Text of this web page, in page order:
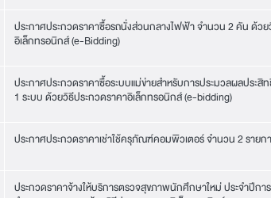
ประกาศประกวดราคาซื้อรถนั่งส่วนกลางไฟฟ้า จำนวน 2 คัน ด้ว
อิเล็กทรอนิกส์ (e-Bidding)
ประกาศประกวดราคาซื้อระบบแม่ข่ายสำหรับการประมวลผลประ
1 ระบบ ด้วยวิธีประกวดราคาอิเล็กทรอนิกส์ (e-bidding)
ประกาศประกวดราคาเช่าใช้ครุภัณฑ์คอมพิวเตอร์ จำนวน 2 รายก
ประกวดราคาจ้างให้บริการตรวจสุขภาพนักศึกษาใหม่ ประจำปีก